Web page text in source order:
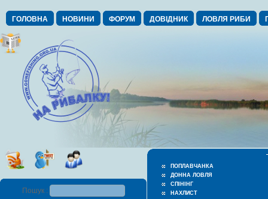
ГОЛОВНА НОВИНИ ФОРУМ ДОВІДНИК ЛОВЛЯ РИБИ
ПОПЛАВЧАНКА
ДОННА ЛОВЛЯ
СПІНІНГ
НАХЛИСТ
Пошук :